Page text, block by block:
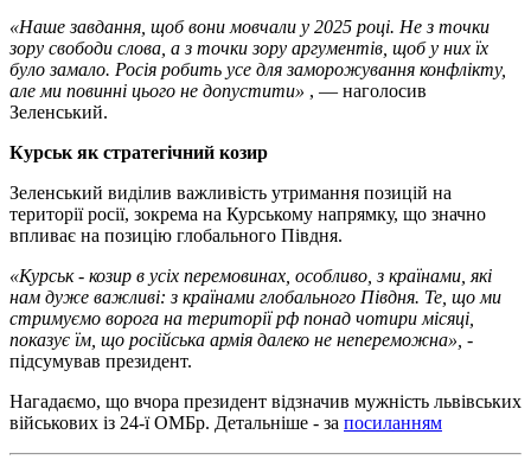
«Наше завдання, щоб вони мовчали у 2025 році. Не з точки
зору свободи слова, а з точки зору аргументів, щоб у них їх
було замало. Росія робить усе для заморожування конфлікту,
але ми повинні цього не допустити» , — наголосив
Зеленський.
Курськ як стратегічний козир
Зеленський виділив важливість утримання позицій на
території росії, зокрема на Курському напрямку, що значно
впливає на позицію глобального Півдня.
«Курськ - козир в усіх перемовинах, особливо, з країнами, які
нам дуже важливі: з країнами глобального Півдня. Те, що ми
стримуємо ворога на території рф понад чотири місяці,
показує їм, що російська армія далеко не непереможна», -
підсумував президент.
Нагадаємо, що вчора президент відзначив мужність львівських
військових із 24-ї ОМБр. Детальніше - за посиланням